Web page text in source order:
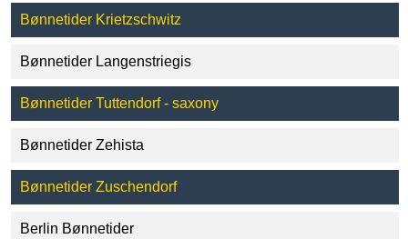
Bønnetider Krietzschwitz
Bønnetider Langenstriegis
Bønnetider Tuttendorf - saxony
Bønnetider Zehista
Bønnetider Zuschendorf
Berlin Bønnetider